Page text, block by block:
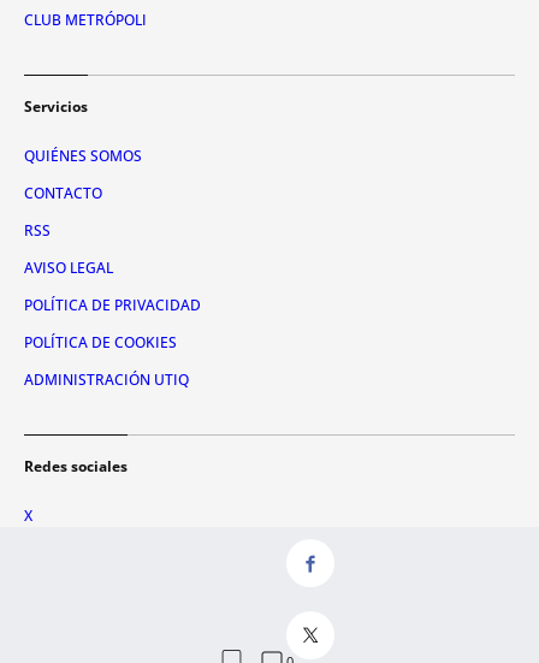
CLUB METRÓPOLI
Servicios
QUIÉNES SOMOS
CONTACTO
RSS
AVISO LEGAL
POLÍTICA DE PRIVACIDAD
POLÍTICA DE COOKIES
ADMINISTRACIÓN UTIQ
Redes sociales
X